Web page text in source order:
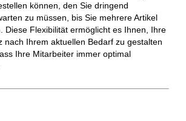
können, den Sie dringend
zu müssen, bis Sie mehrere Artikel
Diese Flexibilität ermöglicht es Ihnen, Ihre
nach Ihrem aktuellen Bedarf zu gestalten
Ihre Mitarbeiter immer optimal